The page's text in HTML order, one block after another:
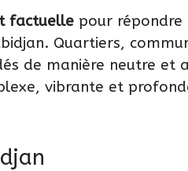
factuelle pour répondre
Quartiers,
de manière neutre et
vibrante et